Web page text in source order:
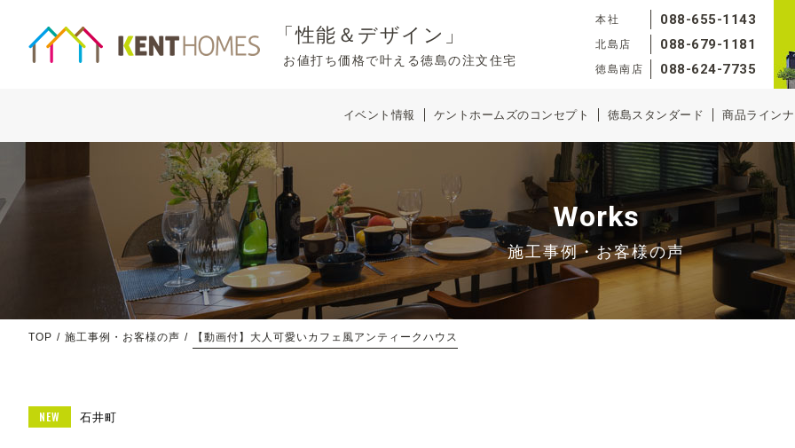
「性能＆デザイン」
お値打ち価格で叶える徳島の注文住宅
本社 088-655-1143
北島店 088-679-1181
徳島南店 088-624-7735
イベント情報 ケントホームズのコンセプト 徳島スタンダード 商品ライン
施工事例・お客様の声
Works
TOP 施工事例・お客様の声 【動画付】大人可愛いカフェ風アンティークハウス
石井町